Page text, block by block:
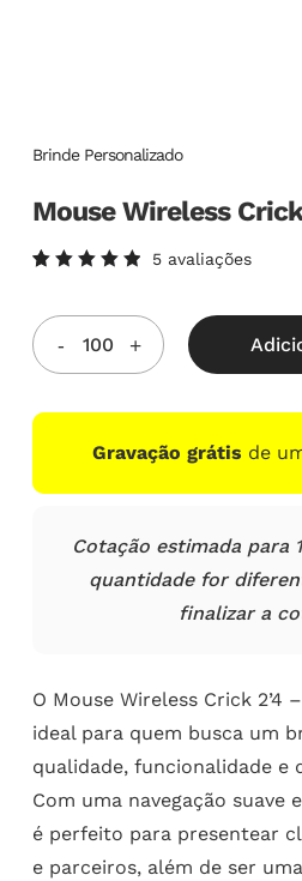
Brinde Personalizado
Mouse Wireless
5.00de
5, com
baseado
em
clientes
5avaliações
Gravação grátis de
Cotação estimada para
quantidade for
finalizar a
O Mouse Wireless Crick 2’4
ideal para quem busca um
qualidade, funcionalidade e
Com uma navegação suave
é perfeito para presentear
e parceiros, além de ser